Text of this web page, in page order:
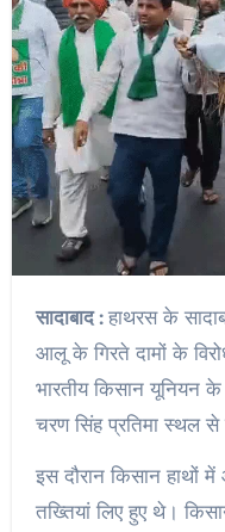
सादाबाद :हाथरस के
आलू के गिरते दामों के
भारतीय किसान यूनियन
चरण सिंह प्रतिमा स्थल से
इस दौरान किसान हाथों
तख्तियां लिए हुए थे।